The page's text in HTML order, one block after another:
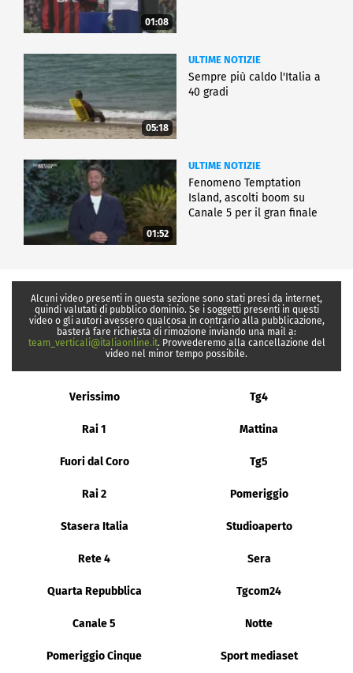
01:08
05:18
ULTIME NOTIZIE
Sempre più caldo l'Italia a
40 gradi
01:52
ULTIME NOTIZIE
Fenomeno Temptation
Island, ascolti boom su
Canale 5 per il gran finale
Alcuni video presenti in questa sezione sono stati presi da internet,
quindi valutati di pubblico dominio. Se i soggetti presenti in questi
video o gli autori avessero qualcosa in contrario alla pubblicazione,
basterà fare richiesta di rimozione inviando una mail a:
team_verticali@italiaonline.it. Provvederemo alla cancellazione del
video nel minor tempo possibile.
Verissimo Tg4
Rai 1 Mattina
Fuori dal Coro Tg5
Rai 2 Pomeriggio
Stasera Italia Studioaperto
Rete 4 Sera
Quarta Repubblica Tgcom24
Canale 5 Notte
Pomeriggio Cinque Sport mediaset